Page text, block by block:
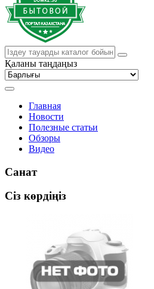
Қаланы таңдаңыз
Главная
Новости
Полезные статьи
Обзоры
Видео
Санат
Сіз көрдіңіз